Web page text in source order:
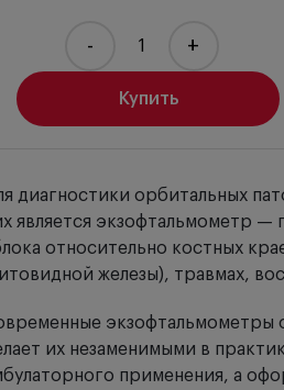
Купить
- +
диагностики орбитальных
является экзофтальмометр —
относительно костных
железы), травмах,
экзофтальмометры
их незаменимыми в
применения, а